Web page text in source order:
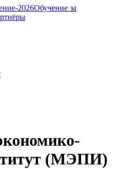
2026Обучение за
(МЭПИ)